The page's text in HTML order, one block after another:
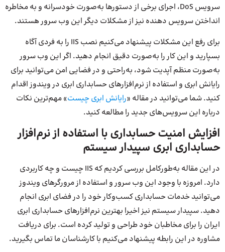
سرویس DoS، اجرای برخی از دستورها به‌صورت خودسرانه و به مخاطره
انداختن سرویس دهنده نیز از مشکلات دیگر این وب سرور هستند.
برای رفع این مشکلات پیشنهاد می‌کنیم نصب IIS را به فردی آگاه
بسپارید و این کار را به‌صورت دقیق انجام دهید. اگر این وب سرور
به‌صورت منظم آپدیت شود، به‌راحتی و در فضایی امن می‌توانید برای
رایانش ابری و استفاده از نرم‌افزارهای حسابداری ابری در ویندوز اقدام
کنید. شما می‌توانید در مقاله «رایانش ابری چیست» مهم‌ترین نکات
درباره این سرویس‌های جدید را مطالعه کنید.
افزایش امنیت حسابداری با استفاده از نرم‌افزار
حسابداری ابری سپیدار سیستم
در این مقاله به‌طورکامل بررسی کردیم که IIS چیست و چه کاربردی
دارد. امروزه با وجود این وب سرور و استفاده از مرورگرهای ویندوز
می‌توانید خدمات حسابداری کسب‌و‌کار خود را در فضای ابری انجام
دهید. سپیدار سیستم نیز اخیرا بهترین نرم‌افزارهای حسابداری ابری
ایران را برای مخاطبان خود طراحی و تولید کرده است. برای دریافت
مشاوره در این رابطه پیشنهاد می‌کنیم با کارشناسان ما تماس بگیرید.